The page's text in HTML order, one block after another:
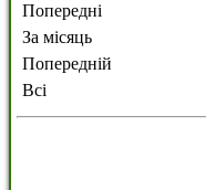
Попередні
За місяць
Попередній
Всі